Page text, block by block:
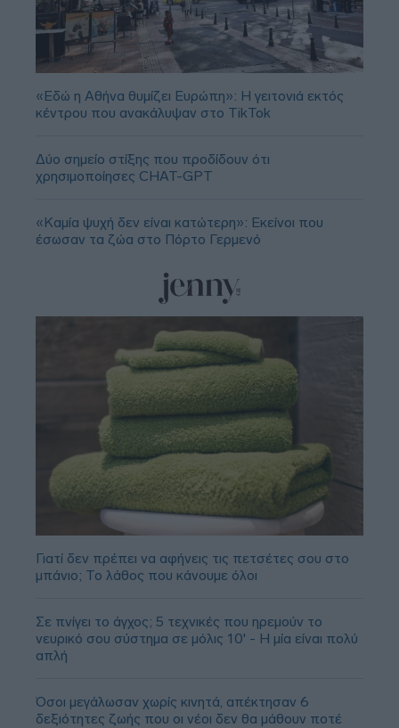
«Εδώ η Αθήνα θυμίζει Ευρώπη»: H γειτονιά εκτός
κέντρου που ανακάλυψαν στο TikTok
Δύο σημείο στίξης που προδίδουν ότι
χρησιμοποίησες CHAT-GPT
«Καμία ψυχή δεν είναι κατώτερη»: Εκείνοι που
έσωσαν τα ζώα στο Πόρτο Γερμενό
Γιατί δεν πρέπει να αφήνεις τις πετσέτες σου στο
μπάνιο; Το λάθος που κάνουμε όλοι
Σε πνίγει το άγχος; 5 τεχνικές που ηρεμούν το
νευρικό σου σύστημα σε μόλις 10' - Η μία είναι πολύ
απλή
Όσοι μεγάλωσαν χωρίς κινητά, απέκτησαν 6
δεξιότητες ζωής που οι νέοι δεν θα μάθουν ποτέ